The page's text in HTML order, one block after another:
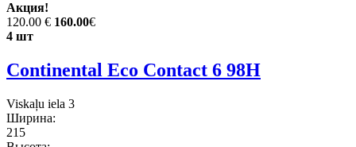
Акция!
120.00 € 160.00€
4 шт
Continental Eco Contact 6 98H
Viskaļu iela 3
Ширина:
215